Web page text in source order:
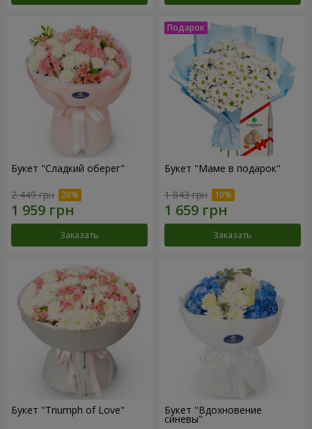
Букет "Сладкий оберег"
2 449 грн
Заказать
Букет "Маме в подарок"
1 843 грн
Заказать
Букет "Triumph of Love" Букет "Вдохновение
синевы"